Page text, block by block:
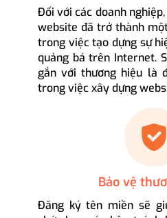
Đối với các doanh
website đã trở thành
trong việc tạo dựng sự
quảng bá trên Internet.
gắn với thương hiệu là
trong việc xây dựng
Bảo vệ
Đăng ký tên miền sẽ